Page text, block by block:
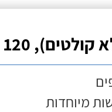
120 ליטר
מיוחדות